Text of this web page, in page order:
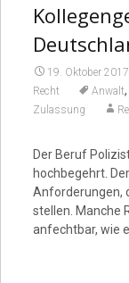
19. Oktober 2017
Recht Anwalt,
Zulassung
Der Beruf
hochbegehrt.
Anforderungen,
stellen. Manche
anfechtbar, wie